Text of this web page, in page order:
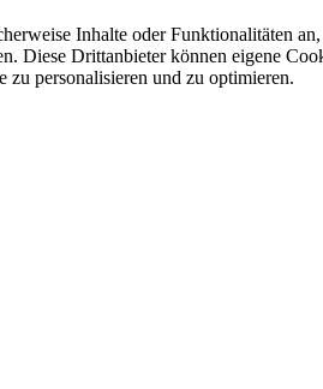
Inhalte oder Funktionalitäten
Diese Drittanbieter können eigene
zu personalisieren und zu optimieren.